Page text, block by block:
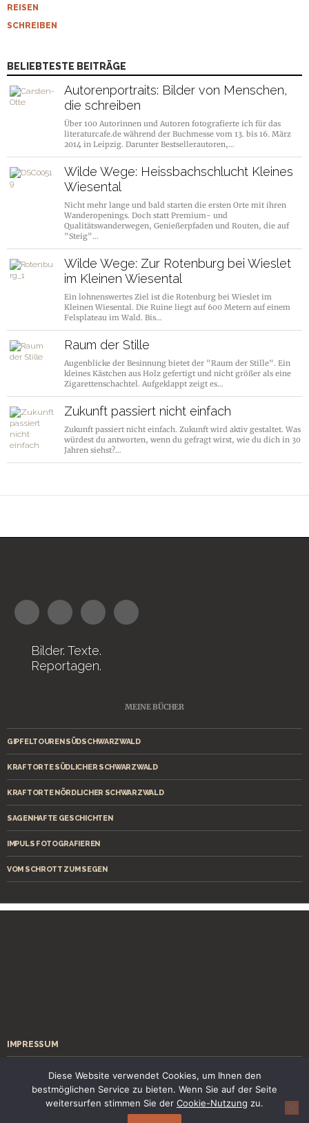
REISEN
SCHREIBEN
BELIEBTESTE BEITRÄGE
Autorenportraits: Bilder von Menschen,
die schreiben
Über 100 Autorinnen und Autoren fotografierte ich für das
literaturcafe.de während der Buchmesse vom 13. bis 16. März
2014 in Leipzig. Darunter Bestsellerautoren,…
Wilde Wege: Heissbachschlucht Kleines
Wiesental
Nicht mehr lange und bald starten die ersten Orte mit ihren
Wanderopenings. Doch statt Premium- und
Qualitätswanderwegen, Genießerpfaden und Routen, die auf
"Steig"…
Wilde Wege: Zur Rotenburg bei Wieslet
im Kleinen Wiesental
Ein lohnenswertes Ziel ist die Rotenburg bei Wieslet im
Kleinen Wiesental. Die Ruine liegt auf 600 Metern auf einem
Felsplateau im Wald. Bis…
Raum der Stille
Augenblicke der Besinnung bietet der "Raum der Stille". Ein
kleines Kästchen aus Holz gefertigt und nicht größer als eine
Zigarettenschachtel. Aufgeklappt zeigt es…
Zukunft passiert nicht einfach
Zukunft passiert nicht einfach. Zukunft wird aktiv gestaltet. Was
würdest du antworten, wenn du gefragt wirst, wie du dich in 30
Jahren siehst?…
Bilder. Texte.
Reportagen.
MEINE BÜCHER
GIPFELTOUREN SÜDSCHWARZWALD
KRAFTORTE SÜDLICHER SCHWARZWALD
KRAFTORTE NÖRDLICHER SCHWARZWALD
SAGENHAFTE GESCHICHTEN
IMPULS FOTOGRAFIEREN
VOM SCHROTT ZUM SEGEN
IMPRESSUM
KONTAKT
Diese Website verwendet Cookies, um Ihnen den
bestmöglichen Service zu bieten. Wenn Sie auf der Seite
weitersurfen stimmen Sie der Cookie-Nutzung zu.